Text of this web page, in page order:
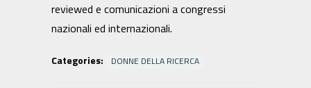
reviewed e comunicazioni a congressi
nazionali ed internazionali.
Categories: DONNE DELLA RICERCA